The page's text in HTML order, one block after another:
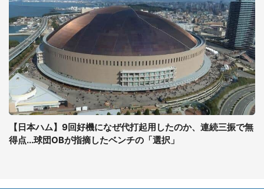
【日本ハム】9回好機になぜ代打起用したのか、連続三振で無
得点...球団OBが指摘したベンチの「選択」